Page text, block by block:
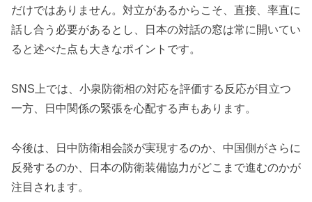
だけではありません。対立があるからこそ、直接、率直に
話し合う必要があるとし、日本の対話の窓は常に開いてい
ると述べた点も大きなポイントです。
SNS上では、小泉防衛相の対応を評価する反応が目立つ
一方、日中関係の緊張を心配する声もあります。
今後は、日中防衛相会談が実現するのか、中国側がさらに
反発するのか、日本の防衛装備協力がどこまで進むのかが
注目されます。